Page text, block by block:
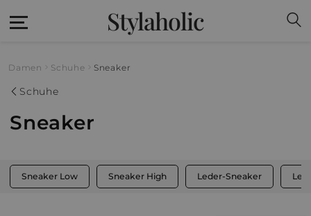
Stylaholic
Damen Schuhe Sneaker
Schuhe
Sneaker
Sneaker Low Sneaker High Leder-Sneaker